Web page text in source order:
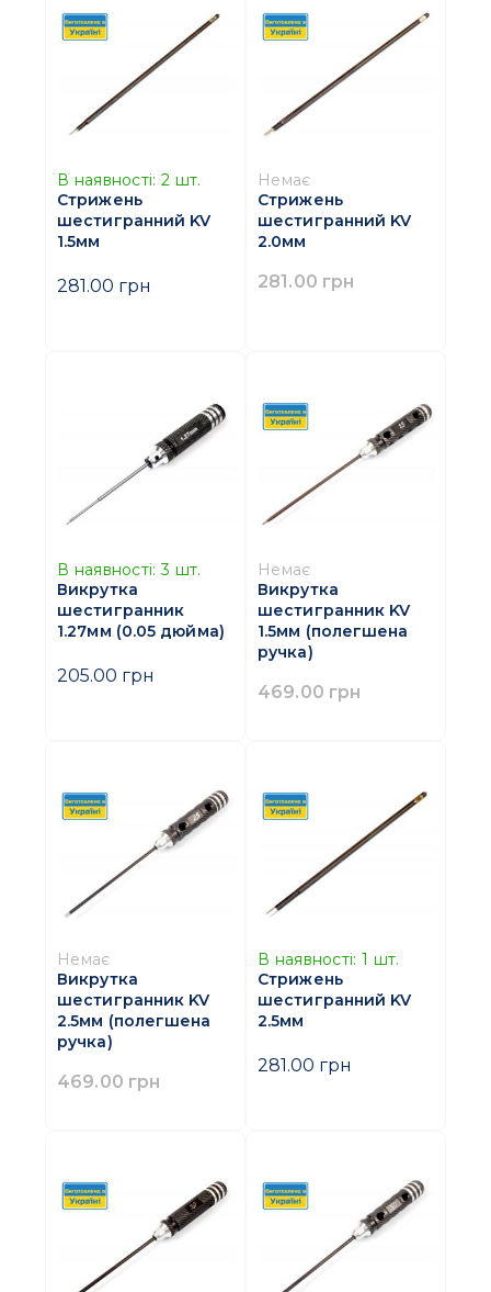
В наявності: 2 шт.
Стрижень
шестигранний KV
1.5мм
281.00 грн
Немає
Стрижень
шестигранний KV
2.0мм
281.00 грн
В наявності: 3 шт.
Викрутка
шестигранник
1.27мм (0.05 дюйма)
205.00 грн
Немає
Викрутка
шестигранник KV
1.5мм (полегшена
ручка)
469.00 грн
Немає
Викрутка
шестигранник KV
2.5мм (полегшена
ручка)
469.00 грн
В наявності: 1 шт.
Стрижень
шестигранний KV
2.5мм
281.00 грн